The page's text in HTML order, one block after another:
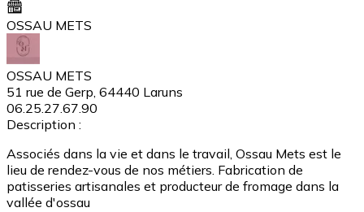
OSSAU METS
OSSAU METS
51 rue de Gerp, 64440 Laruns
06.25.27.67.90
Description :
Associés dans la vie et dans le travail, Ossau Mets est le
lieu de rendez-vous de nos métiers. Fabrication de
patisseries artisanales et producteur de fromage dans la
vallée d'ossau